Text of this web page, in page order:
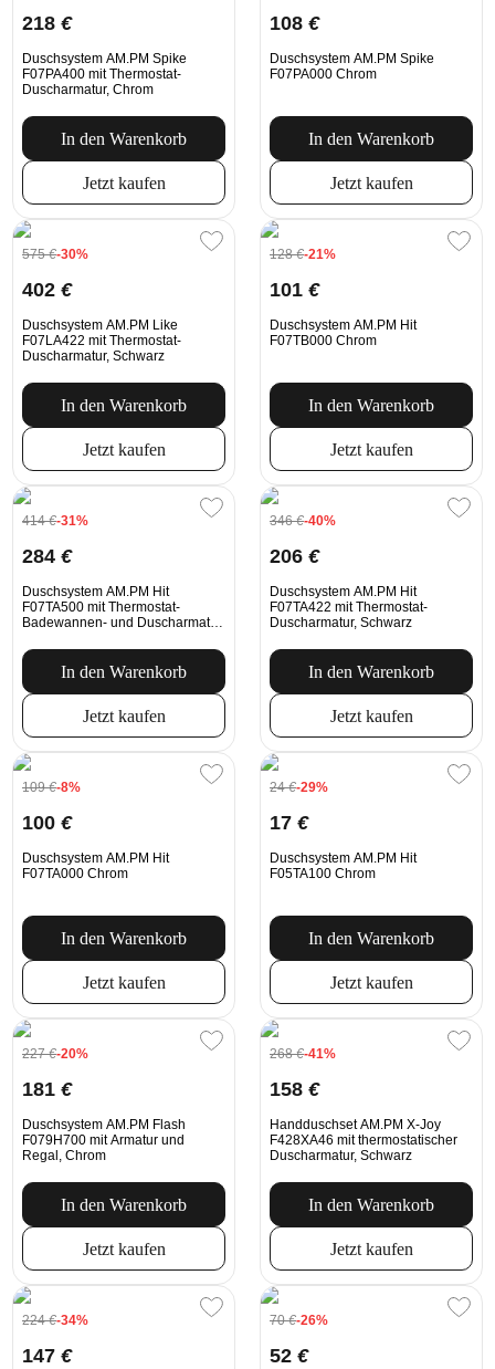
218 €
Duschsystem AM.PM Spike
F07PA400 mit Thermostat-
Duscharmatur, Chrom
In den Warenkorb
Jetzt kaufen
108 €
Duschsystem AM.PM Spike
F07PA000 Chrom
In den Warenkorb
Jetzt kaufen
575€-30%
402 €
Duschsystem AM.PM Like
F07LA422 mit Thermostat-
Duscharmatur, Schwarz
In den Warenkorb
Jetzt kaufen
128€-21%
101 €
Duschsystem AM.PM Hit
F07TB000 Chrom
In den Warenkorb
Jetzt kaufen
414€-31%
284 €
Duschsystem AM.PM Hit
F07TA500 mit Thermostat-
Badewannen- und Duscharmatur,
In den Warenkorb
Jetzt kaufen
346€-40%
206 €
Duschsystem AM.PM Hit
F07TA422 mit Thermostat-
Duscharmatur, Schwarz
In den Warenkorb
Jetzt kaufen
109€-8%
100 €
Duschsystem AM.PM Hit
F07TA000 Chrom
In den Warenkorb
Jetzt kaufen
24€-29%
17 €
Duschsystem AM.PM Hit
F05TA100 Chrom
In den Warenkorb
Jetzt kaufen
227€-20%
181 €
Duschsystem AM.PM Flash
F079H700 mit Armatur und
Regal, Chrom
In den Warenkorb
Jetzt kaufen
268€-41%
158 €
Handduschset AM.PM X-Joy
F428XA46 mit thermostatischer
Duscharmatur, Schwarz
In den Warenkorb
Jetzt kaufen
224€-34%
147 €
70€-26%
52 €